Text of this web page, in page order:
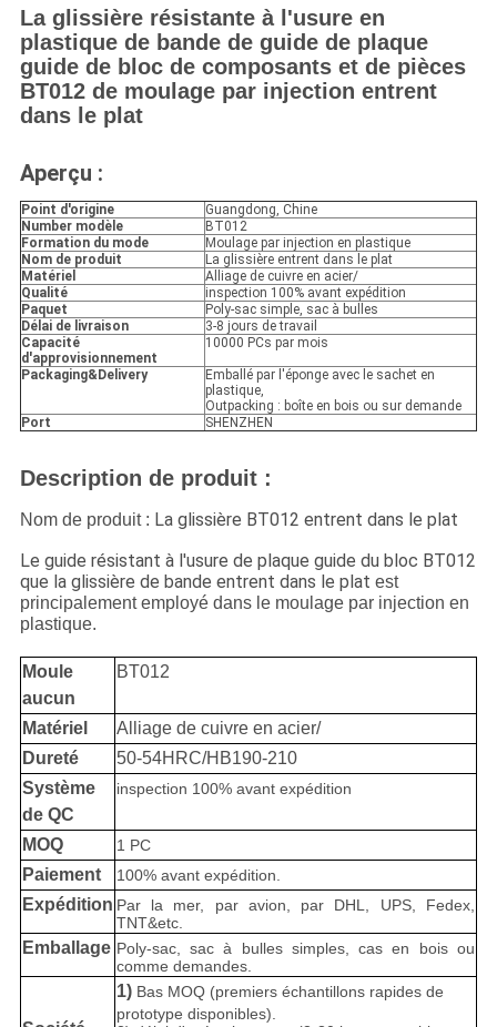
La glissière résistante à l'usure en
plastique de bande de guide de plaque
guide de bloc de composants et de pièces
BT012 de moulage par injection entrent
dans le plat
Aperçu :
Point d'origine
Guangdong, Chine
Number modèle
BT012
Formation du mode
Moulage par injection en plastique
Nom de produit
La glissière entrent dans le plat
Matériel
Alliage de cuivre en acier/
Qualité
inspection 100% avant expédition
Paquet
Poly-sac simple, sac à bulles
Délai de livraison
3-8 jours de travail
Capacité
d'approvisionnement
10000 PCs par mois
Packaging&Delivery
Emballé par l'éponge avec le sachet en
plastique,
Outpacking : boîte en bois ou sur demande
Port
SHENZHEN
Description de produit :
Nom de produit : La glissière BT012 entrent dans le plat
Le guide résistant à l'usure de plaque guide du bloc BT012
que la glissière de bande entrent dans le plat est
principalement employé dans le moulage par injection en
plastique.
Moule
aucun
BT012
Matériel
Alliage de cuivre en acier/
Dureté
50-54HRC/HB190-210
Système
de QC
inspection 100% avant expédition
MOQ 1 PC
Paiement 100% avant expédition.
Expédition Par la mer, par avion, par DHL, UPS, Fedex,
TNT&etc.
Emballage Poly-sac, sac à bulles simples, cas en bois ou
comme demandes.
1) Bas MOQ (premiers échantillons rapides de
prototype disponibles).